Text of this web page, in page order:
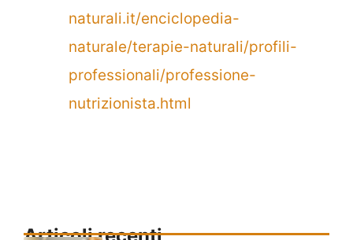
naturali.it/enciclopedia-
naturale/terapie-naturali/profili-
professionali/professione-
nutrizionista.html